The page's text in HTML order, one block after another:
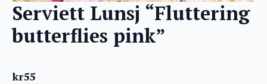
Serviett Lunsj “Fluttering
butterflies pink”
kr55